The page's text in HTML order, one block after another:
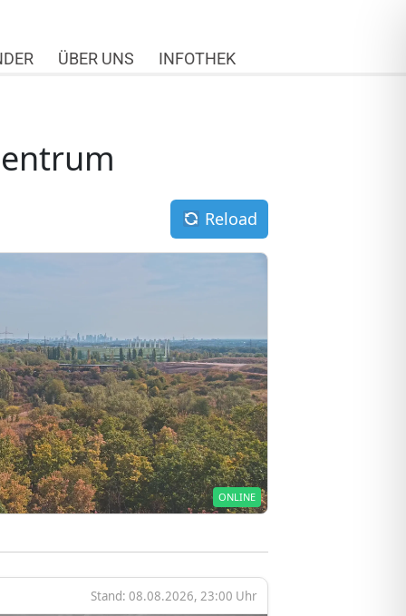
ÜBER UNS INFOTHEK
Reload
ONLINE
Stand: 08.08.2026, 23:00 Uhr